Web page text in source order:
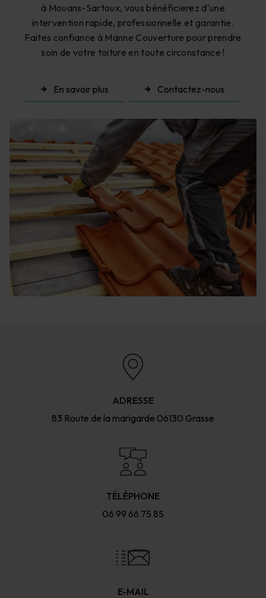
à Mouans-Sartoux, vous bénéficierez d'une
intervention rapide, professionnelle et garantie.
Faites confiance à Manne Couverture pour prendre
soin de votre toiture en toute circonstance !
En savoir plus Contactez-nous
ADRESSE
83 Route de la marigarde 06130 Grasse
TÉLÉPHONE
06 99 66 75 85
E-MAIL